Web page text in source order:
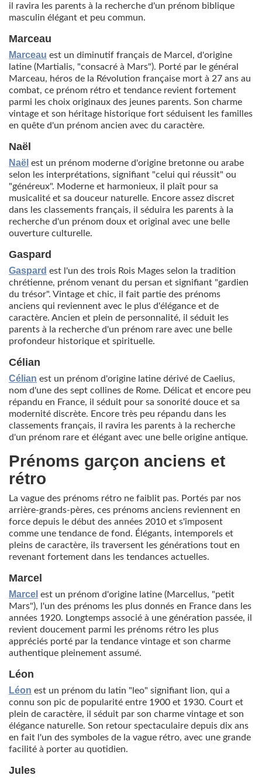
il ravira les parents à la recherche d'un prénom biblique
masculin élégant et peu commun.
Marceau
Marceau est un diminutif français de Marcel, d'origine
latine (Martialis, "consacré à Mars"). Porté par le général
Marceau, héros de la Révolution française mort à 27 ans au
combat, ce prénom rétro et tendance revient fortement
parmi les choix originaux des jeunes parents. Son charme
vintage et son héritage historique fort séduisent les familles
en quête d'un prénom ancien avec du caractère.
Naël
Naël est un prénom moderne d'origine bretonne ou arabe
selon les interprétations, signifiant "celui qui réussit" ou
"généreux". Moderne et harmonieux, il plaît pour sa
musicalité et sa douceur naturelle. Encore assez discret
dans les classements français, il séduira les parents à la
recherche d'un prénom doux et original avec une belle
ouverture culturelle.
Gaspard
Gaspard est l'un des trois Rois Mages selon la tradition
chrétienne, prénom venant du persan et signifiant "gardien
du trésor". Vintage et chic, il fait partie des prénoms
anciens qui reviennent avec le plus d'élégance et de
caractère. Ancien et plein de personnalité, il séduit les
parents à la recherche d'un prénom rare avec une belle
profondeur historique et spirituelle.
Célian
Célian est un prénom d'origine latine dérivé de Caelius,
nom d'une des sept collines de Rome. Délicat et encore peu
répandu en France, il séduit pour sa sonorité douce et sa
modernité discrète. Encore très peu répandu dans les
classements français, il ravira les parents à la recherche
d'un prénom rare et élégant avec une belle origine antique.
Prénoms garçon anciens et
rétro
La vague des prénoms rétro ne faiblit pas. Portés par nos
arrière-grands-pères, ces prénoms anciens reviennent en
force depuis le début des années 2010 et s'imposent
comme une tendance de fond. Élégants, intemporels et
pleins de caractère, ils traversent les générations tout en
revenant fortement dans les tendances actuelles.
Marcel
Marcel est un prénom d'origine latine (Marcellus, "petit
Mars"), l'un des prénoms les plus donnés en France dans les
années 1920. Longtemps associé à une génération passée, il
revient doucement parmi les prénoms rétro les plus
appréciés porté par la tendance vintage et son charme
authentique pleinement assumé.
Léon
Léon est un prénom du latin "leo" signifiant lion, qui a
connu son pic de popularité entre 1900 et 1930. Court et
plein de caractère, il séduit par son charme vintage et son
élégance naturelle. Son retour spectaculaire depuis dix ans
en fait l'un des symboles de la vague rétro, avec une grande
facilité à porter au quotidien.
Jules